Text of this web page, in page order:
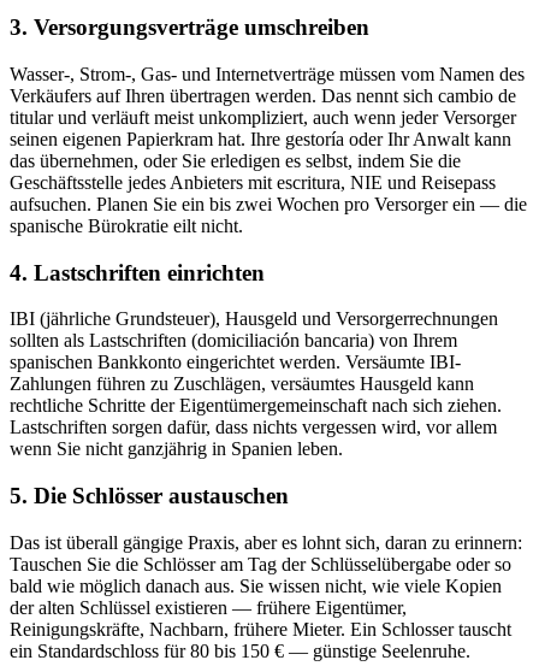
3. Versorgungsverträge umschreiben
Wasser-, Strom-, Gas- und Internetverträge müssen vom Namen des
Verkäufers auf Ihren übertragen werden. Das nennt sich cambio de
titular und verläuft meist unkompliziert, auch wenn jeder Versorger
seinen eigenen Papierkram hat. Ihre gestoría oder Ihr Anwalt kann
das übernehmen, oder Sie erledigen es selbst, indem Sie die
Geschäftsstelle jedes Anbieters mit escritura, NIE und Reisepass
aufsuchen. Planen Sie ein bis zwei Wochen pro Versorger ein — die
spanische Bürokratie eilt nicht.
4. Lastschriften einrichten
IBI (jährliche Grundsteuer), Hausgeld und Versorgerrechnungen
sollten als Lastschriften (domiciliación bancaria) von Ihrem
spanischen Bankkonto eingerichtet werden. Versäumte IBI-
Zahlungen führen zu Zuschlägen, versäumtes Hausgeld kann
rechtliche Schritte der Eigentümergemeinschaft nach sich ziehen.
Lastschriften sorgen dafür, dass nichts vergessen wird, vor allem
wenn Sie nicht ganzjährig in Spanien leben.
5. Die Schlösser austauschen
Das ist überall gängige Praxis, aber es lohnt sich, daran zu erinnern:
Tauschen Sie die Schlösser am Tag der Schlüsselübergabe oder so
bald wie möglich danach aus. Sie wissen nicht, wie viele Kopien
der alten Schlüssel existieren — frühere Eigentümer,
Reinigungskräfte, Nachbarn, frühere Mieter. Ein Schlosser tauscht
ein Standardschloss für 80 bis 150 € — günstige Seelenruhe.